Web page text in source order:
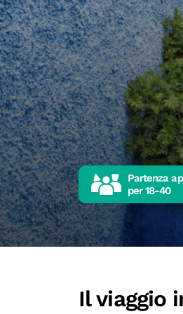
Partenza
per18-40
Il viaggio